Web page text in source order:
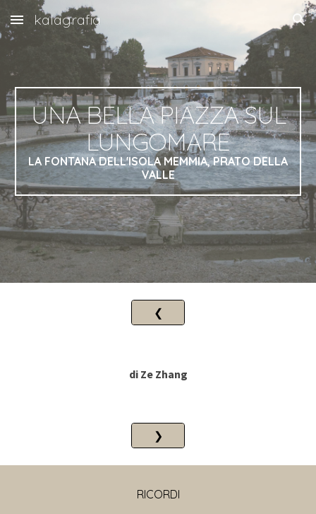
Skip to main content Skip to navigation
kalagrafia
UNA BELLA PIAZZA SUL
LUNGOMARE
LA FONTANA DELL'ISOLA MEMMIA, PRATO DELLA
VALLE
❮
di Ze Zhang
❯
RICORDI